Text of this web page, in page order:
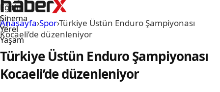
Eğitim
Sinema
Yerel
Yaşam
Anasayfa›Spor›Türkiye Üstün Enduro Şampiyonası
Kocaeli’de düzenleniyor
Türkiye Üstün Enduro Şampiyonası
Kocaeli’de düzenleniyor